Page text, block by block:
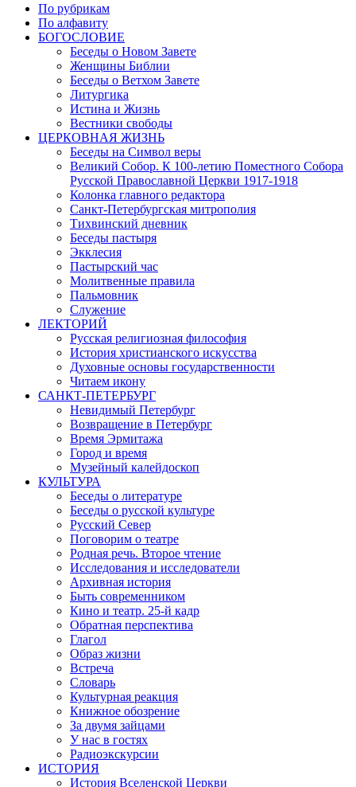
По рубрикам
По алфавиту
БОГОСЛОВИЕ
Беседы о Новом Завете
Женщины Библии
Беседы о Ветхом Завете
Литургика
Истина и Жизнь
Вестники свободы
ЦЕРКОВНАЯ ЖИЗНЬ
Беседы на Символ веры
Великий Собор. К 100-летию Поместного Собора
Русской Православной Церкви 1917-1918
Колонка главного редактора
Санкт-Петербургская митрополия
Тихвинский дневник
Беседы пастыря
Экклесия
Пастырский час
Молитвенные правила
Пальмовник
Служение
ЛЕКТОРИЙ
Русская религиозная философия
История христианского искусства
Духовные основы государственности
Читаем икону
САНКТ-ПЕТЕРБУРГ
Невидимый Петербург
Возвращение в Петербург
Время Эрмитажа
Город и время
Музейный калейдоскоп
КУЛЬТУРА
Беседы о литературе
Беседы о русской культуре
Русский Север
Поговорим о театре
Родная речь. Второе чтение
Исследования и исследователи
Архивная история
Быть современником
Кино и театр. 25-й кадр
Обратная перспектива
Глагол
Образ жизни
Встреча
Словарь
Культурная реакция
Книжное обозрение
За двумя зайцами
У нас в гостях
Радиоэкскурсии
ИСТОРИЯ
История Вселенской Церкви